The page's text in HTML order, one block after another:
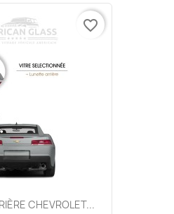
CHEVROLET...
favorite_border